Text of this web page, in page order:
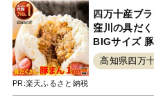
PR:楽天ふるさと納税
四万十産ブ
窪川の具だ
BIGサイズ
8P 小分け 個
指定可能 惣
高知県四万